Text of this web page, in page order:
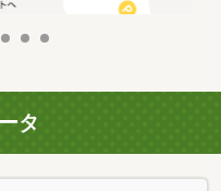
タ